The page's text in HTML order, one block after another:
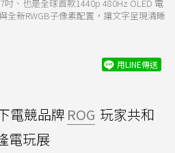
吋、也是全球首款1440p 480Hz OLED 電
全新RWGB子像素配置，讓文字呈現清晰
用LINE傳送
電競品牌 ROG 玩家共和
電玩展